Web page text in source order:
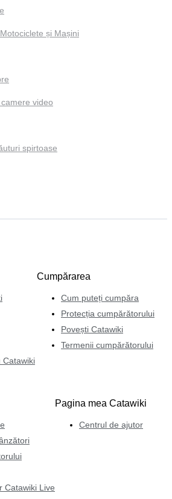
și Mașini
video
spirtoase
Catawiki
Cumpărarea
Cum puteți cumpăra
Protecția cumpărătorului
Povești Catawiki
Termenii cumpărătorului
Catawiki Live
Pagina mea Catawiki
Centrul de ajutor